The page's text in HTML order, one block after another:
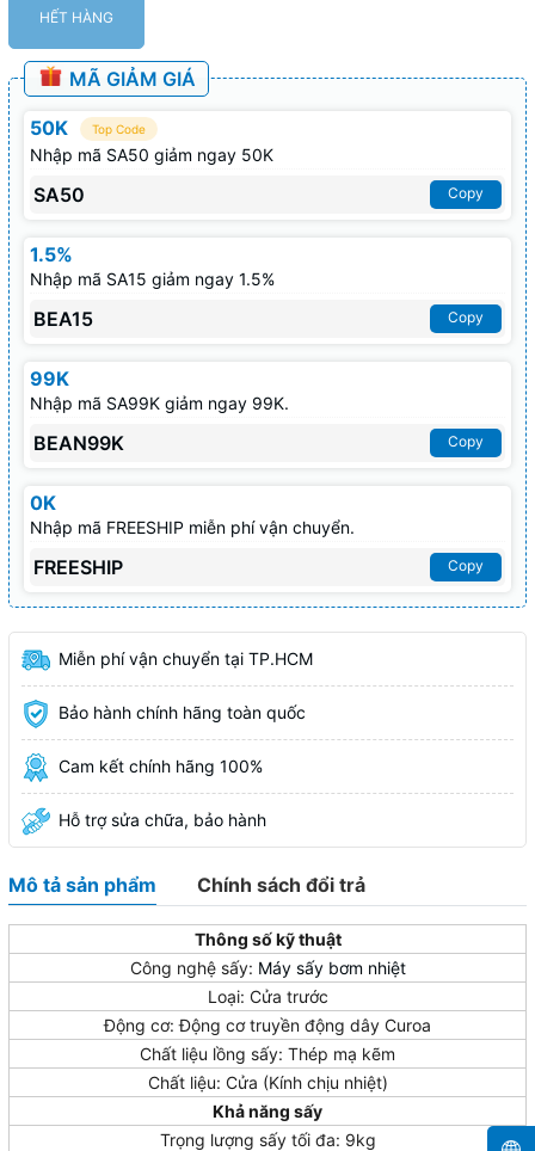
HẾT HÀNG
MÃ GIẢM GIÁ
50K Top Code
Nhập mã SA50 giảm ngay 50K
SA50 Copy
1.5%
Nhập mã SA15 giảm ngay 1.5%
BEA15 Copy
99K
Nhập mã SA99K giảm ngay 99K.
BEAN99K Copy
0K
Nhập mã FREESHIP miễn phí vận chuyển.
FREESHIP Copy
Miễn phí vận chuyển tại TP.HCM
Bảo hành chính hãng toàn quốc
Cam kết chính hãng 100%
Hỗ trợ sửa chữa, bảo hành
Mô tả sản phẩm Chính sách đổi trả
Thông số kỹ thuật
Công nghệ sấy: Máy sấy bơm nhiệt
Loại: Cửa trước
Động cơ: Động cơ truyền động dây Curoa
Chất liệu lồng sấy: Thép mạ kẽm
Chất liệu: Cửa (Kính chịu nhiệt)
Khả năng sấy
Trọng lượng sấy tối đa: 9kg